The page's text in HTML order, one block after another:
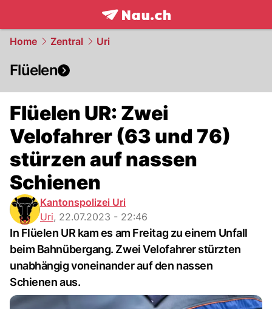
frontpage.NAU.ch
Home Zentral Uri
Flüelen
Flüelen UR: Zwei
Velofahrer (63 und 76)
stürzen auf nassen
Schienen
Kantonspolizei Uri
Uri, 22.07.2023 - 22:46
In Flüelen UR kam es am Freitag zu einem Unfall
beim Bahnübergang. Zwei Velofahrer stürzten
unabhängig voneinander auf den nassen
Schienen aus.